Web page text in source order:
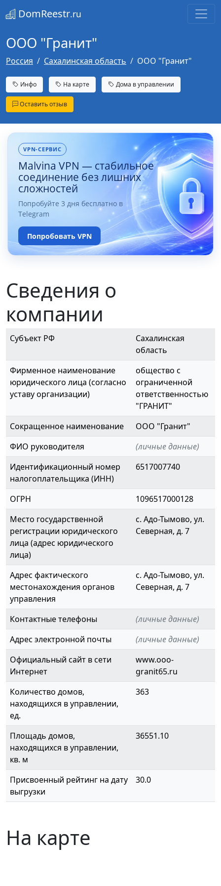
DomReestr.ru
ООО "Гранит"
Россия Сахалинская область ООО "Гранит"
Инфо На карте Дома в управлении
Оставить отзыв
VPN-СЕРВИС
Malvina VPN — стабильное
соединение без лишних
сложностей
Попробуйте 3 дня бесплатно в
Telegram
Попробовать VPN
Сведения о
компании
Субъект РФ
Сахалинская
область
Фирменное наименование
юридического лица (согласно
уставу организации)
общество с
ограниченной
ответственностью
"ГРАНИТ"
Сокращенное наименование
ООО "Гранит"
ФИО руководителя
(личные данные)
Идентификационный номер
налогоплательщика (ИНН)
6517007740
ОГРН
1096517000128
Место государственной
регистрации юридического
лица (адрес юридического
лица)
с. Адо-Тымово, ул.
Северная, д. 7
Адрес фактического
местонахождения органов
управления
с. Адо-Тымово, ул.
Северная, д. 7
Контактные телефоны
(личные данные)
Адрес электронной почты
(личные данные)
Официальный сайт в сети
Интернет
www.ooo-
granit65.ru
Количество домов,
находящихся в управлении,
ед.
363
Площадь домов,
находящихся в управлении,
кв. м
36551.10
Присвоенный рейтинг на дату
выгрузки
30.0
На карте